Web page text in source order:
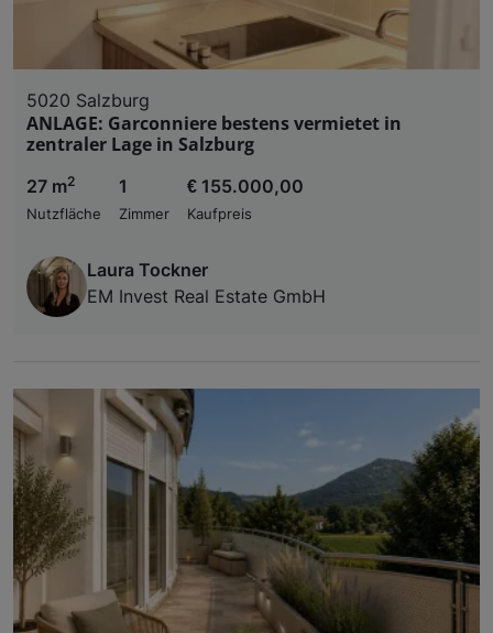
5020 Salzburg
ANLAGE: Garconniere bestens vermietet in
zentraler Lage in Salzburg
27 m2
Nutzfläche
1
Zimmer
€ 155.000,00
Kaufpreis
Laura Tockner
EM Invest Real Estate GmbH